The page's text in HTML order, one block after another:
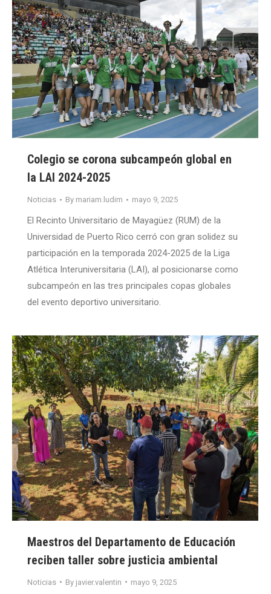
Colegio se corona subcampeón global en
la LAI 2024-2025
Noticias By mariam.ludim mayo 9, 2025
El Recinto Universitario de Mayagüez (RUM) de la
Universidad de Puerto Rico cerró con gran solidez su
participación en la temporada 2024-2025 de la Liga
Atlética Interuniversitaria (LAI), al posicionarse como
subcampeón en las tres principales copas globales
del evento deportivo universitario.
Maestros del Departamento de Educación
reciben taller sobre justicia ambiental
Noticias By javier.valentin mayo 9, 2025